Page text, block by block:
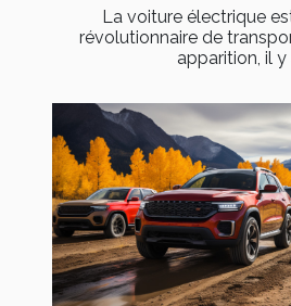
La voiture électrique
révolutionnaire de
apparition, il y